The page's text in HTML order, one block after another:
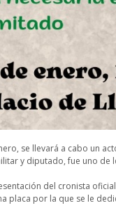
se llevará a cabo un
y diputado, fue uno
del cronista
placa por la que se le